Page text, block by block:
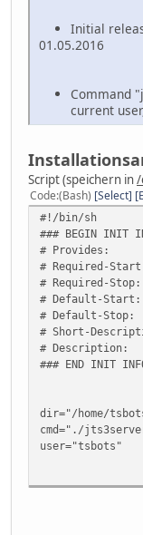
Initial
01.05.2016
Command
current
Script (speichern in/
Code (Bash) Select
#!/bin/sh
### BEGIN INIT
# Provides:
# Required-
# Required-
# Default-
# Default-
# Short-
# Description:
### END INIT
dir="/home/
cmd="./
user="tsbots"